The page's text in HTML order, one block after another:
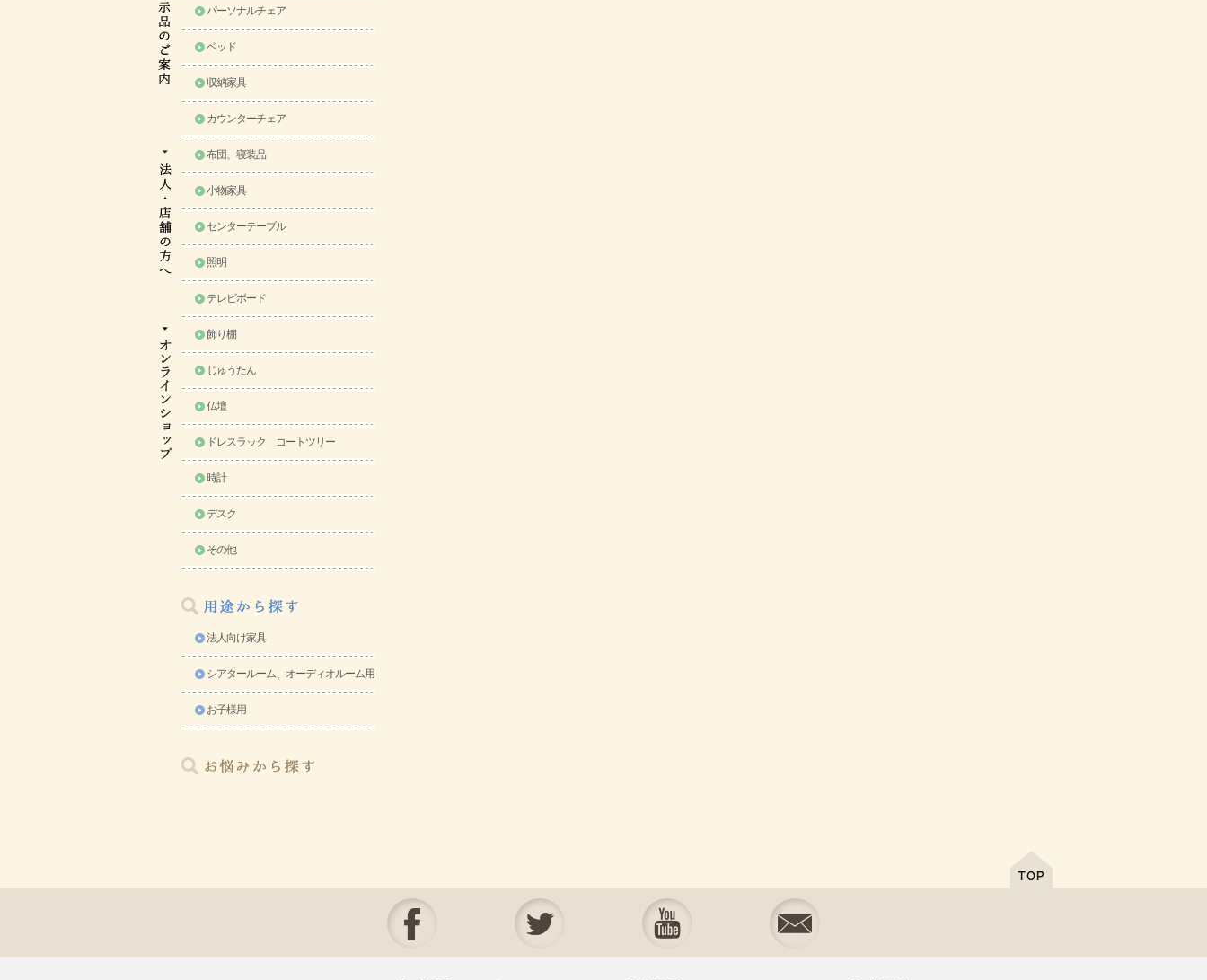
パーソナルチェア
ベッド
収納家具
カウンターチェア
布団、寝装品
小物家具
センターテーブル
照明
テレビボード
飾り棚
じゅうたん
仏壇
ドレスラック コートツリー
時計
デスク
その他
法人向け家具
シアタールーム、オーディオルーム用
お子様用